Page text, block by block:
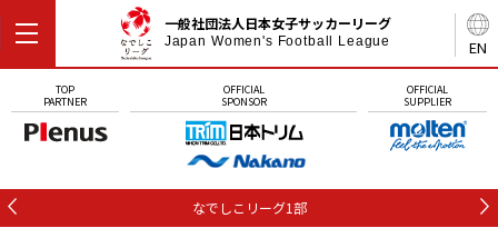
EN
一般社団法人日本女子サッカーリーグ
Japan Women's Football League
TOP
PARTNER
OFFICIAL
SPONSOR
OFFICIAL
SUPPLIER
なでしこリーグ1部